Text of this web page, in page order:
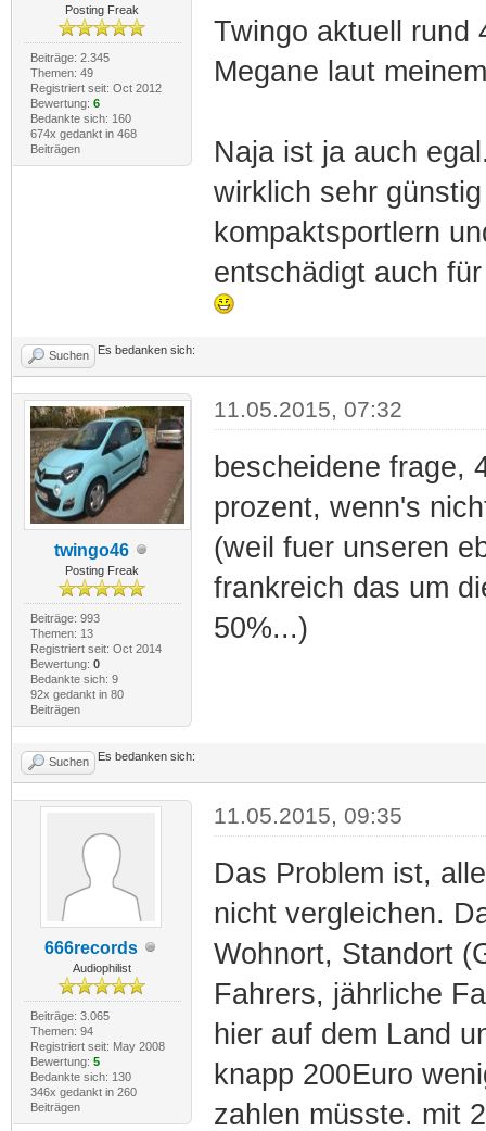
Posting Freak
Beiträge: 2.345
Themen: 49
Registriert seit: Oct 2012
Bewertung: 6
Bedankte sich: 160
674x gedankt in 468
Beiträgen
Twingo aktuell rund
Megane laut
Naja ist ja auch
wirklich sehr
kompaktsportlern
entschädigt auch
Suchen Es bedanken sich:
twingo46
Posting Freak
Beiträge: 993
Themen: 13
Registriert seit: Oct 2014
Bewertung: 0
Bedankte sich: 9
92x gedankt in 80
Beiträgen
11.05.2015, 07:32
bescheidene frage,
prozent, wenn's
(weil fuer unseren
frankreich das um
50%...)
Suchen Es bedanken sich:
666records
Audiophilist
Beiträge: 3.065
Themen: 94
Registriert seit: May 2008
Bewertung: 5
Bedankte sich: 130
346x gedankt in 260
Beiträgen
11.05.2015, 09:35
Das Problem ist,
nicht vergleichen.
Wohnort, Standort
Fahrers, jährliche
hier auf dem Land
knapp 200Euro
zahlen müsste. mit